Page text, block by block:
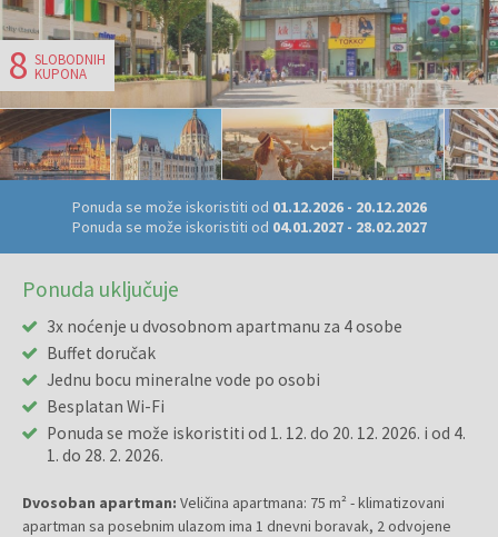
8 SLOBODNIH
KUPONA
Ponuda se može iskoristiti od 01.12.2026- 20.12.2026
Ponuda se može iskoristiti od 04.01.2027- 28.02.2027
Ponuda uključuje
3x noćenje u dvosobnom apartmanu za 4 osobe
Buffet doručak
Jednu bocu mineralne vode po osobi
Besplatan Wi-Fi
Ponuda se može iskoristiti od 1. 12. do 20. 12. 2026. i od 4.
1. do 28. 2. 2026.
Dvosoban apartman: Veličina apartmana: 75 m² - klimatizovani
apartman sa posebnim ulazom ima 1 dnevni boravak, 2 odvojene